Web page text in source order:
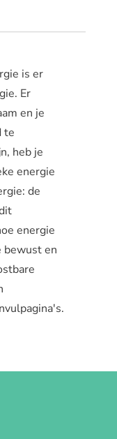
is er
Er
en je
te
heb je
energie
de
energie
bewust en